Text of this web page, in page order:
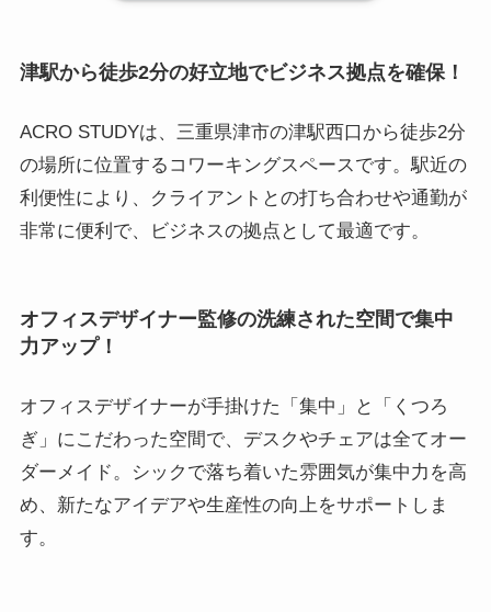
津駅から徒歩2分の好立地でビジネス拠点を確保！
ACRO STUDYは、三重県津市の津駅西口から徒歩2分
の場所に位置するコワーキングスペースです。駅近の
利便性により、クライアントとの打ち合わせや通勤が
非常に便利で、ビジネスの拠点として最適です。
オフィスデザイナー監修の洗練された空間で集中
力アップ！
オフィスデザイナーが手掛けた「集中」と「くつろ
ぎ」にこだわった空間で、デスクやチェアは全てオー
ダーメイド。シックで落ち着いた雰囲気が集中力を高
め、新たなアイデアや生産性の向上をサポートしま
す。